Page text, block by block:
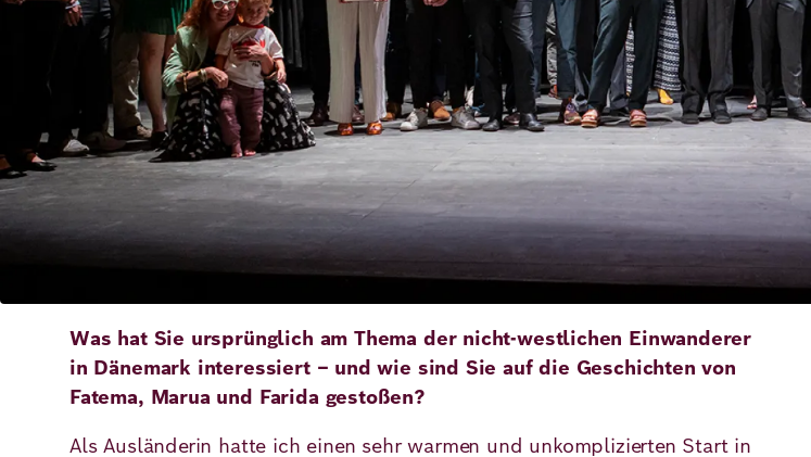
Englisch
Was hat Sie ursprünglich am Thema der nicht-westlichen Einwanderer
in Dänemark interessiert – und wie sind Sie auf die Geschichten von
Fatema, Marua und Farida gestoßen?
Als Ausländerin hatte ich einen sehr warmen und unkomplizierten Start in